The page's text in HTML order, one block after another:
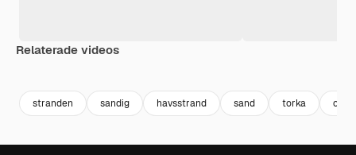
Relaterade videos
stranden sandig havsstrand sand torka